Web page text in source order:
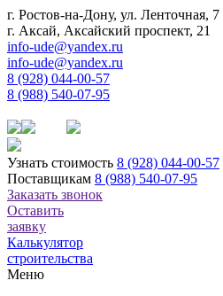
г. Ростов-на-Дону, ул. Ленточная, 7
г. Аксай, Аксайский проспект, 21
info-ude@yandex.ru
info-ude@yandex.ru
8 (928) 044-00-57
8 (988) 540-07-95
Узнать стоимость 8 (928) 044-00-57
Поставщикам 8 (988) 540-07-95
Заказать звонок
Оставить
заявку
Калькулятор
строительства
Меню